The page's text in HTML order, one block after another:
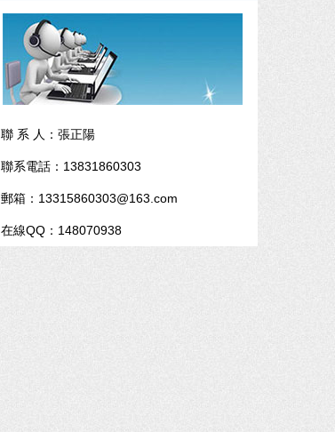
聯 系 人：張正陽
聯系電話：13831860303
郵箱：13315860303@163.com
在線QQ：148070938